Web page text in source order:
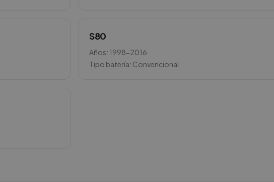
S80
Años: 1998-2016
Tipo batería: Convencional